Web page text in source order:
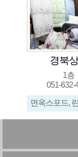
경북
1층
051-632-